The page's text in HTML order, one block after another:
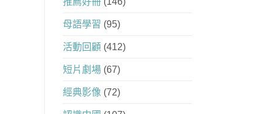
母語學習 (95)
活動回顧 (412)
短片劇場(67)
經典影像 (72)